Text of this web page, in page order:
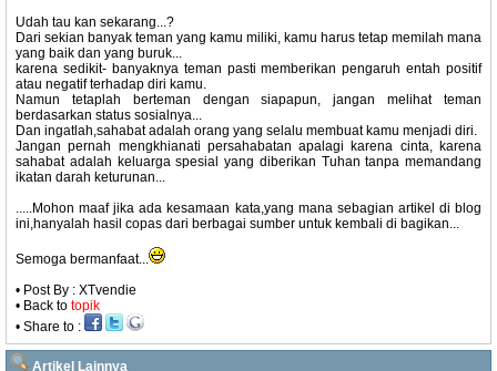
Udah tau kan sekarang...?
Dari sekian banyak teman yang kamu miliki, kamu harus tetap memilah mana
yang baik dan yang buruk...
karena sedikit- banyaknya teman pasti memberikan pengaruh entah positif
atau negatif terhadap diri kamu.
Namun tetaplah berteman dengan siapapun, jangan melihat teman
berdasarkan status sosialnya...
Dan ingatlah,sahabat adalah orang yang selalu membuat kamu menjadi diri.
Jangan pernah mengkhianati persahabatan apalagi karena cinta, karena
sahabat adalah keluarga spesial yang diberikan Tuhan tanpa memandang
ikatan darah keturunan...
.....Mohon maaf jika ada kesamaan kata,yang mana sebagian artikel di blog
ini,hanyalah hasil copas dari berbagai sumber untuk kembali di bagikan...
Semoga bermanfaat...
• Post By : XTvendie
• Back to topik
• Share to :
Artikel Lainnya